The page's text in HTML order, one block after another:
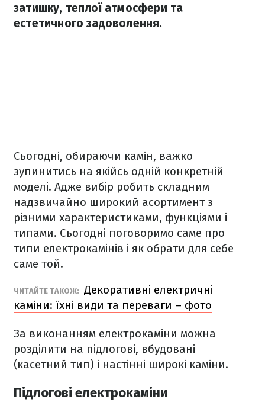
затишку, теплої атмосфери та
естетичного задоволення.
Сьогодні, обираючи камін, важко
зупинитись на якійсь одній конкретній
моделі. Адже вибір робить складним
надзвичайно широкий асортимент з
різними характеристиками, функціями і
типами. Сьогодні поговоримо саме про
типи електрокамінів і як обрати для себе
саме той.
ЧИТАЙТЕ ТАКОЖ: Декоративні електричні
каміни: їхні види та переваги – фото
За виконанням електрокаміни можна
розділити на підлогові, вбудовані
(касетний тип) і настінні широкі каміни.
Підлогові електрокаміни